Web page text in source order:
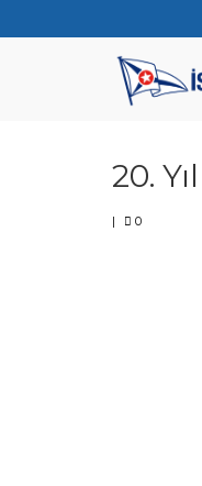
20.
| 0